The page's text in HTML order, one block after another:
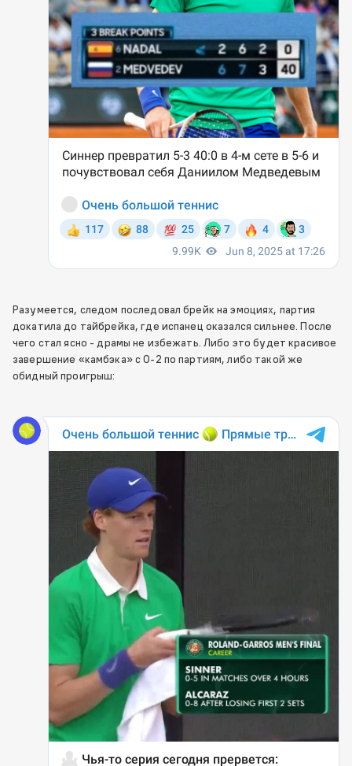
Разумеется, следом последовал брейк на эмоциях, партия
докатила до тайбрейка, где испанец оказался сильнее. После
чего стал ясно - драмы не избежать. Либо это будет красивое
завершение «камбэка» с 0-2 по партиям, либо такой же
обидный проигрыш: